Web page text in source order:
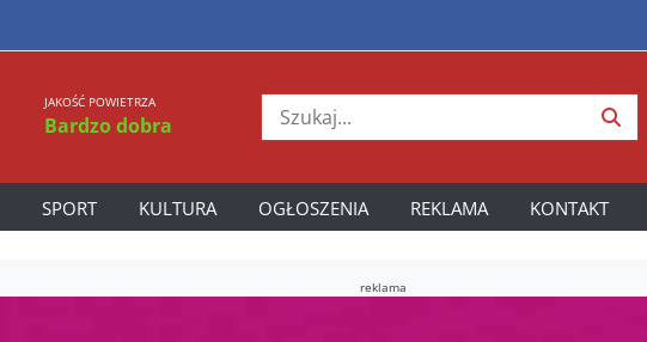
JAKOŚĆ POWIETRZA
Bardzo dobra
SPORT KULTURA OGŁOSZENIA REKLAMA KONTAKT
reklama